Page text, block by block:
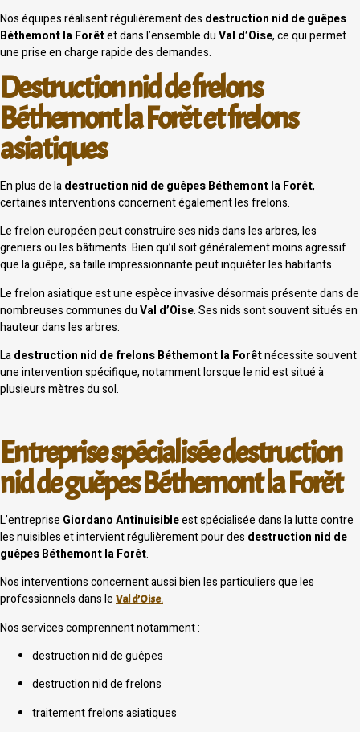
Nos équipes réalisent régulièrement des destruction nid de guêpes
Béthemont la Forêtet dans l’ensemble duVal d’Oise, ce qui permet
une prise en charge rapide des demandes.
Destruction nid de frelons
Béthemont la Forêt et frelons
asiatiques
En plus de ladestruction nid de guêpes Béthemont la Forêt,
certaines interventions concernent également les frelons.
Le frelon européen peut construire ses nids dans les arbres, les
greniers ou les bâtiments. Bien qu’il soit généralement moins agressif
que la guêpe, sa taille impressionnante peut inquiéter les habitants.
Le frelon asiatique est une espèce invasive désormais présente dans de
nombreuses communes duVal d’Oise. Ses nids sont souvent situés en
hauteur dans les arbres.
Ladestruction nid de frelons Béthemont la Forêtnécessite souvent
une intervention spécifique, notamment lorsque le nid est situé à
plusieurs mètres du sol.
Entreprise spécialisée destruction
nid de guêpes Béthemont la Forêt
L’entreprise Giordano Antinuisibleest spécialisée dans la lutte contre
les nuisibles et intervient régulièrement pour des destruction nid de
guêpes Béthemont la Forêt.
Nos interventions concernent aussi bien les particuliers que les
professionnels dans le Val d’Oise.
Nos services comprennent notamment :
destruction nid de guêpes
destruction nid de frelons
traitement frelons asiatiques